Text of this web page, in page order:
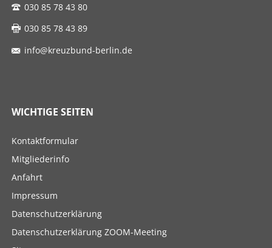
030 85 78 43 80
030 85 78 43 89
info@kreuzbund-berlin.de
WICHTIGE SEITEN
Navigation
Kontaktformular
Mitgliederinfo
Anfahrt
Impressum
Datenschutzerklärung
Datenschutzerklärung ZOOM-Meeting